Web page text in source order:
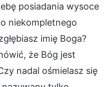
posiadania wysoce
niekompletnego
imię Boga?
że Bóg jest
nadal ośmielasz się